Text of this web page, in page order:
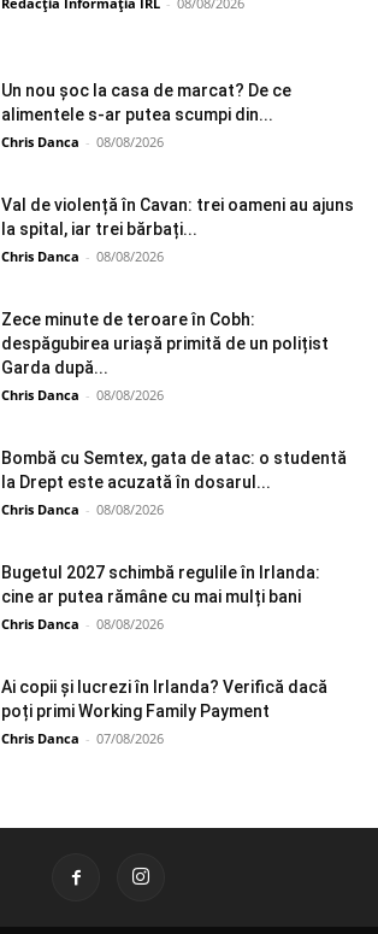
Un nou șoc la casa de marcat? De ce
alimentele s-ar putea scumpi din...
Chris Danca - 08/08/2026
Val de violență în Cavan: trei oameni au ajuns
la spital, iar trei bărbați...
Chris Danca - 08/08/2026
Zece minute de teroare în Cobh:
despăgubirea uriașă primită de un polițist
Garda după...
Chris Danca - 08/08/2026
Bombă cu Semtex, gata de atac: o studentă
la Drept este acuzată în dosarul...
Chris Danca - 08/08/2026
Bugetul 2027 schimbă regulile în Irlanda:
cine ar putea rămâne cu mai mulți bani
Chris Danca - 08/08/2026
Ai copii și lucrezi în Irlanda? Verifică dacă
poți primi Working Family Payment
Chris Danca - 07/08/2026